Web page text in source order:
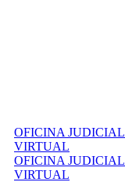
OFICINA JUDICIAL
VIRTUAL
OFICINA JUDICIAL
VIRTUAL